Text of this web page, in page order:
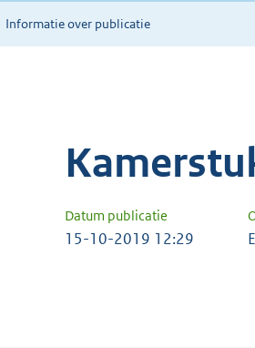
Informatie over publicatie
Datum publicatie
15-10-2019 12:29